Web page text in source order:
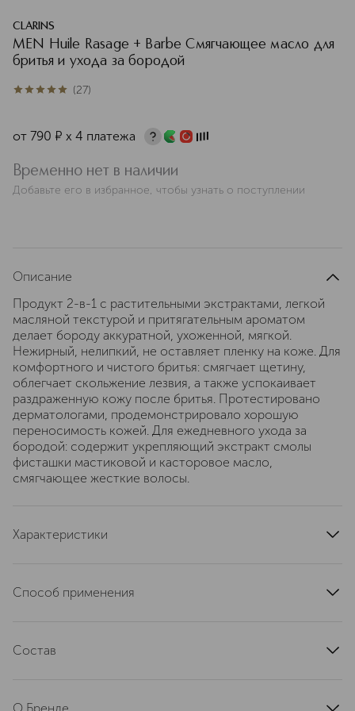
CLARINS
MEN Huile Rasage + Barbe Смягчающее масло для
бритья и ухода за бородой
5из 527 (27)
от 790 ¤ х 4 платежа
Временно нет в наличии
Добавьте его в избранное, чтобы узнать о поступлении
Описание
Продукт 2-в-1 с растительными экстрактами, легкой
масляной текстурой и притягательным ароматом
делает бороду аккуратной, ухоженной, мягкой.
Нежирный, нелипкий, не оставляет пленку на коже. Для
комфортного и чистого бритья: смягчает щетину,
облегчает скольжение лезвия, а также успокаивает
раздраженную кожу после бритья. Протестировано
дерматологами, продемонстрировало хорошую
переносимость кожей. Для ежедневного ухода за
бородой: содержит укрепляющий экстракт смолы
фисташки мастиковой и касторовое масло,
смягчающее жесткие волосы.
Характеристики
Способ применения
пенящимся гелем для бритья Gel Moussant Rasage Idéal
Состав